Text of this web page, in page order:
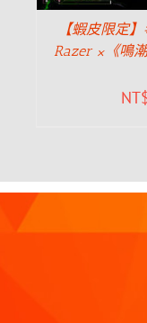
【蝦皮限定
Razer ×《鳴